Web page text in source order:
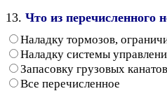
13. Что из перечисленного
Наладку тормозов,
Наладку системы
Запасовку грузовых канатов
Все перечисленное